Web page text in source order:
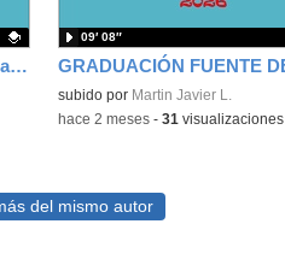
Graduación Fuente de la Villa 6º A 2026
Contenido educativo.
subido por Martin Javier L.
09′ 08″
-hace 2 meses- 31 visualizaciones
del mismo autor